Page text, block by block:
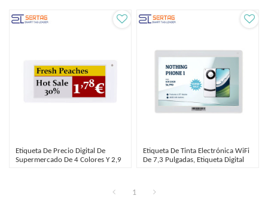
Etiqueta De Precio Digital De
Supermercado De 4 Colores Y 2,9
Etiqueta De Tinta Electrónica WiFi
De 7,3 Pulgadas, Etiqueta Digital
1